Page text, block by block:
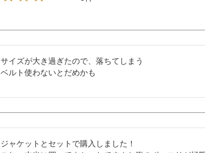
サイズが大き過ぎたので、落ちてしまう
ベルト使わないとだめかも
ジャケットとセットで購入しました！